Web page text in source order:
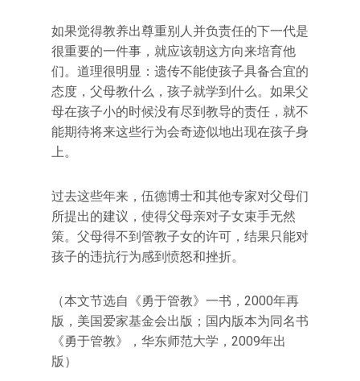
如果觉得教养出尊重别人并负责任的下一代是
很重要的一件事，就应该朝这方向来培育他
们。道理很明显：遗传不能使孩子具备合宜的
态度，父母教什么，孩子就学到什么。如果父
母在孩子小的时候没有尽到教导的责任，就不
能期待将来这些行为会奇迹似地出现在孩子身
上。
过去这些年来，伍德博士和其他专家对父母们
所提出的建议，使得父母亲对子女束手无然
策。父母得不到管教子女的许可，结果只能对
孩子的违抗行为感到愤怒和挫折。
（本文节选自《勇于管教》一书，2000年再
版，美国爱家基金会出版；国内版本为同名书
《勇于管教》，华东师范大学，2009年出
版）